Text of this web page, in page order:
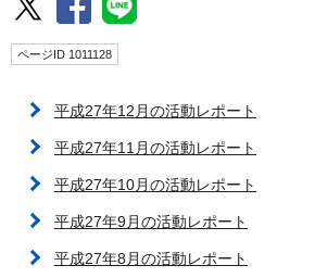
ページID 1011128
平成27年12月の活動レポート
平成27年11月の活動レポート
平成27年10月の活動レポート
平成27年9月の活動レポート
平成27年8月の活動レポート